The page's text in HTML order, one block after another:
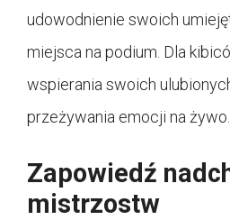
udowodnienie swoich
miejsca na podium. Dla
wspierania swoich
przeżywania emocji na żywo.
Zapowiedź
mistrzostw